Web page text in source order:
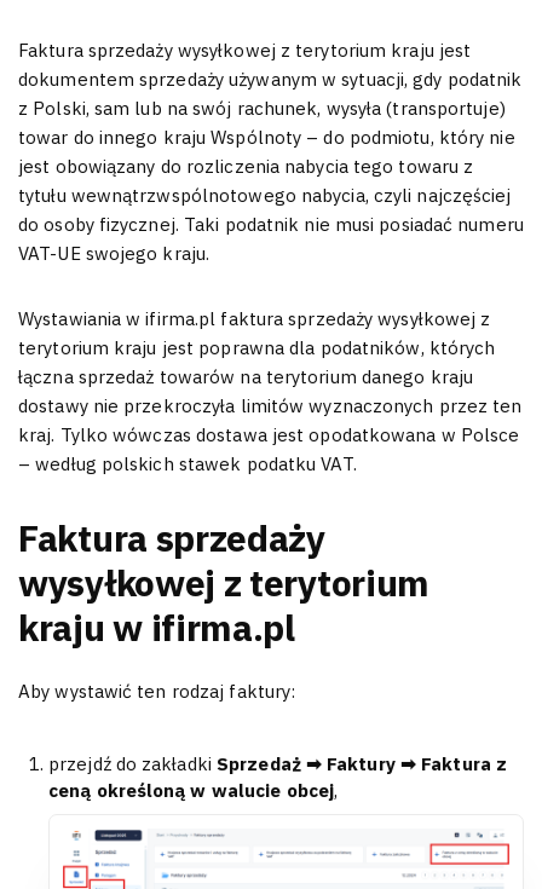
Faktura sprzedaży wysyłkowej z terytorium kraju jest
dokumentem sprzedaży używanym w sytuacji, gdy podatnik
z Polski, sam lub na swój rachunek, wysyła (transportuje)
towar do innego kraju Wspólnoty – do podmiotu, który nie
jest obowiązany do rozliczenia nabycia tego towaru z
tytułu wewnątrzwspólnotowego nabycia, czyli najczęściej
do osoby fizycznej. Taki podatnik nie musi posiadać numeru
VAT-UE swojego kraju.
Wystawiania w ifirma.pl faktura sprzedaży wysyłkowej z
terytorium kraju jest poprawna dla podatników, których
łączna sprzedaż towarów na terytorium danego kraju
dostawy nie przekroczyła limitów wyznaczonych przez ten
kraj. Tylko wówczas dostawa jest opodatkowana w Polsce
– według polskich stawek podatku VAT.
Faktura sprzedaży
wysyłkowej z terytorium
kraju w ifirma.pl
Aby wystawić ten rodzaj faktury:
przejdź do zakładki Sprzedaż ➡ Faktury ➡ Faktura z
ceną określoną w walucie obcej,